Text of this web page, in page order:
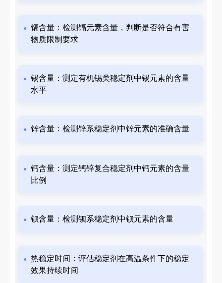
镉含量：检测镉元素含量，判断是否符合有害
物质限制要求
锡含量：测定有机锡类稳定剂中锡元素的含量
水平
锌含量：检测锌系稳定剂中锌元素的准确含量
钙含量：测定钙锌复合稳定剂中钙元素的含量
比例
钡含量：检测钡系稳定剂中钡元素的含量
热稳定时间：评估稳定剂在高温条件下的稳定
效果持续时间